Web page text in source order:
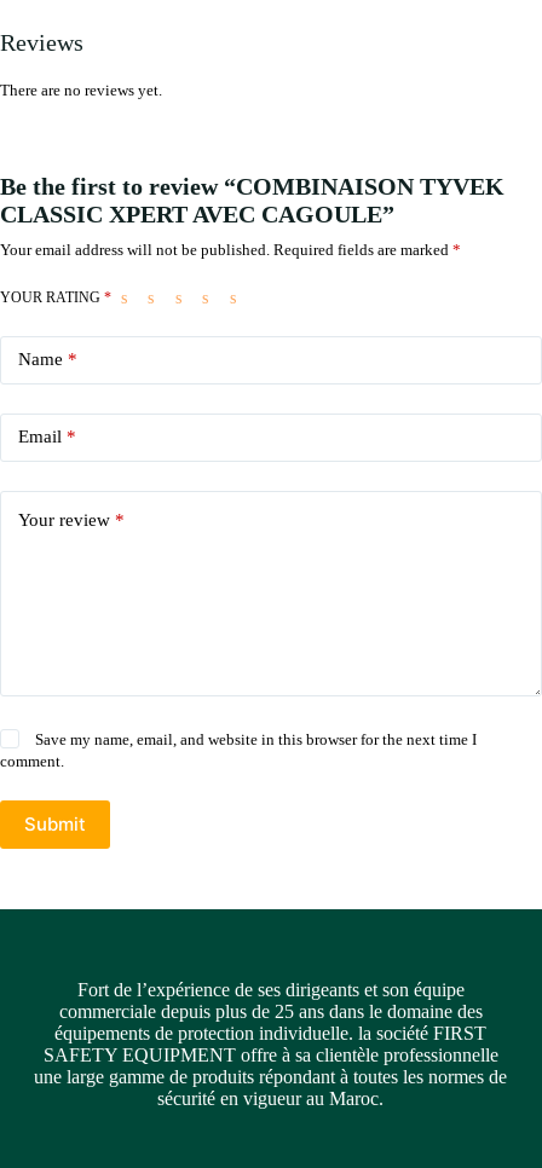
Reviews
There are no reviews yet.
Be the first to review “COMBINAISON TYVEK
CLASSIC XPERT AVEC CAGOULE”
Your email address will not be published. Required fields are marked *
YOUR RATING *
Name *
Email *
Your review *
Save my name, email, and website in this browser for the next time I
comment.
Submit
Fort de l’expérience de ses dirigeants et son équipe
commerciale depuis plus de 25 ans dans le domaine des
équipements de protection individuelle. la société FIRST
SAFETY EQUIPMENT offre à sa clientèle professionnelle
une large gamme de produits répondant à toutes les normes de
sécurité en vigueur au Maroc.